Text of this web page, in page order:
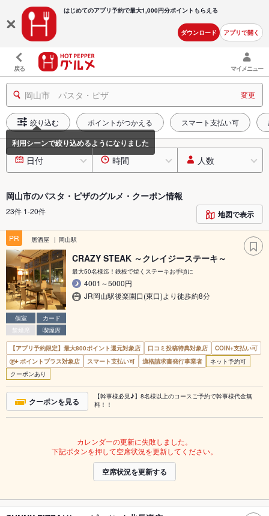
はじめてのアプリ予約で最大1,000円分ポイントもらえる
ダウンロード アプリで開く
戻る マイメニュー
岡山市 パスタ・ピザ 変更
絞り込む ポイントがつかえる スマート支払い可
利用シーンで絞り込めるようになりました
日付 時間 人数
岡山市のパスタ・ピザのグルメ・クーポン情報
23件 1-20件 地図で表示
PR 居酒屋 岡山駅
個室
カード
禁煙席
喫煙席
CRAZY STEAK ～クレイジーステーキ～
最大50名様迄！鉄板で焼くステーキお手頃に
4001～5000円
JR岡山駅後楽園口(東口)より徒歩約8分
【アプリ予約限定】最大800ポイント還元対象店 口コミ投稿特典対象店
COIN+支払い可
ポイントプラス対象店
スマート支払い可 適格請求書発行事業者
ネット予約可
クーポンあり
クーポンを見る
【幹事様必見♪】8名様以上のコースご予約で幹事様代金無
料！！
カレンダーの更新に失敗しました。
下記ボタンを押して空席状況を更新してください。
空席状況を更新する